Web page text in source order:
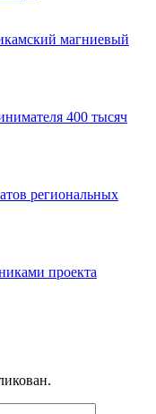
магниевый
400 тысяч
региональных
проекта